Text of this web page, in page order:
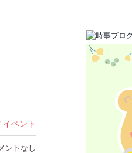
イベント
ントなし